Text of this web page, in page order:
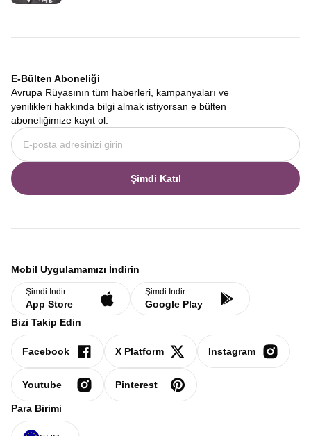
E-Bülten Aboneliği
Avrupa Rüyasının tüm haberleri, kampanyaları ve
yenilikleri hakkında bilgi almak istiyorsan e bülten
aboneliğimize kayıt ol.
Şimdi Katıl
Mobil Uygulamamızı İndirin
Şimdi İndir
App Store
Şimdi İndir
Google Play
Bizi Takip Edin
Facebook X Platform Instagram
Youtube Pinterest
Para Birimi